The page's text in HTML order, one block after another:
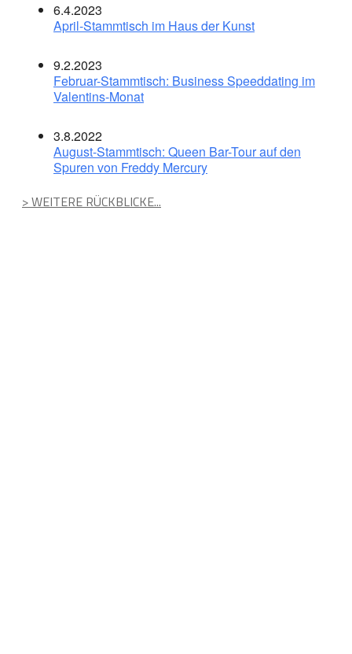
6.4.2023
April-Stammtisch im Haus der Kunst
9.2.2023
Februar-Stammtisch: Business Speeddating im
Valentins-Monat
3.8.2022
August-Stammtisch: Queen Bar-Tour auf den
Spuren von Freddy Mercury
> WEITERE RÜCKBLICKE...